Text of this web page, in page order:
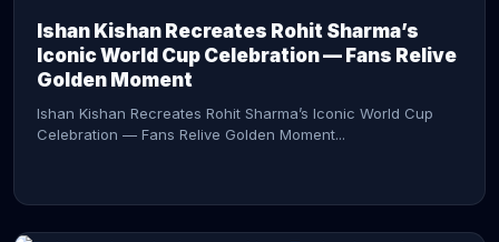
Ishan Kishan Recreates Rohit Sharma’s
Iconic World Cup Celebration — Fans Relive
Golden Moment
Ishan Kishan Recreates Rohit Sharma’s Iconic World Cup
Celebration — Fans Relive Golden Moment...